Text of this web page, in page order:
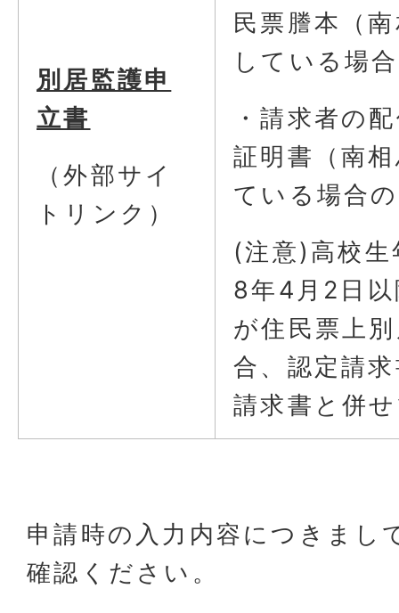
別居監護申
立書
（外部サイ
トリンク）
民票謄本（
している場
・請求者の
証明書（南
ている場合
(注意)高校生
8年4月2日
が住民票上
合、認定請
請求書と併
申請時の入力内容につきまし
確認ください。